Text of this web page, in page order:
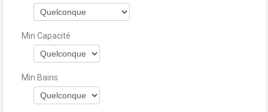
Min Capacité
Min Bains